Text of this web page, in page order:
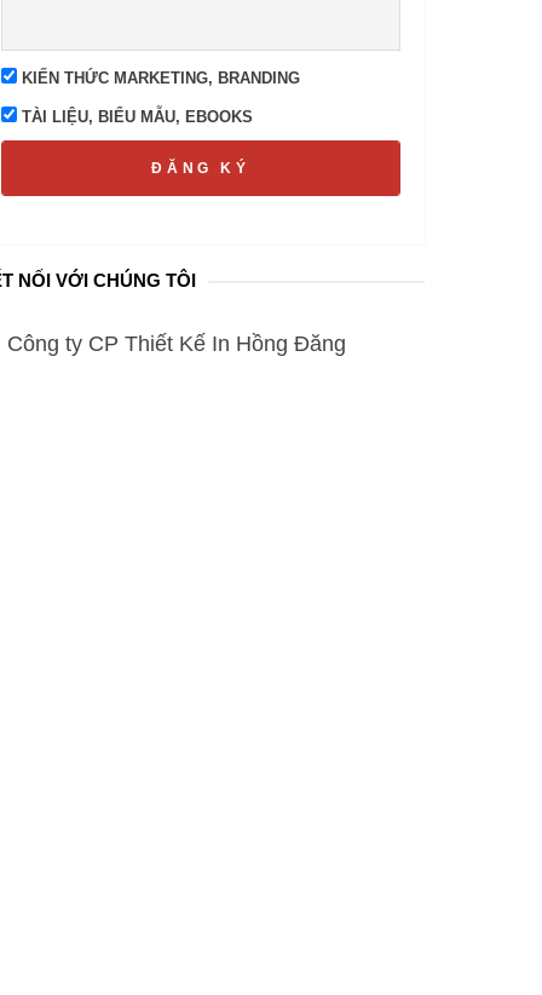
KIẾN THỨC MARKETING, BRANDING
TÀI LIỆU, BIỂU MẪU, EBOOKS
ĐĂNG KÝ
NỐI VỚI CHÚNG TÔI
Công ty CP Thiết Kế In Hồng Đăng